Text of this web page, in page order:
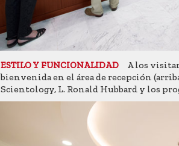
ESTILO Y FUNCIONALIDAD
A los
bienvenida en el área de recepción
Scientology, L. Ronald Hubbard y los